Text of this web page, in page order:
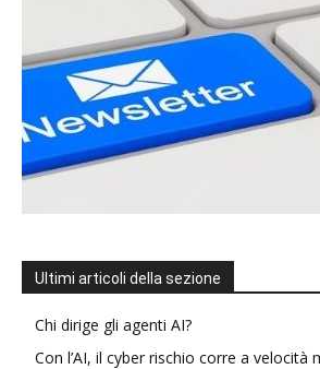
Ultimi articoli della sezione
Chi dirige gli agenti AI?
Con l’AI, il cyber rischio corre a velocità